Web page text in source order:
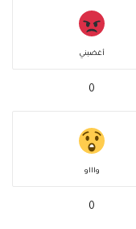
أغضبني
0
واااو
0